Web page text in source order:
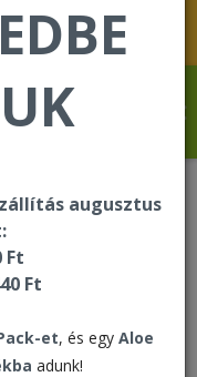
augusztus
Ft
Ft
et, és egy Aloe
adunk!
üdvözli Önt a
áruházában!